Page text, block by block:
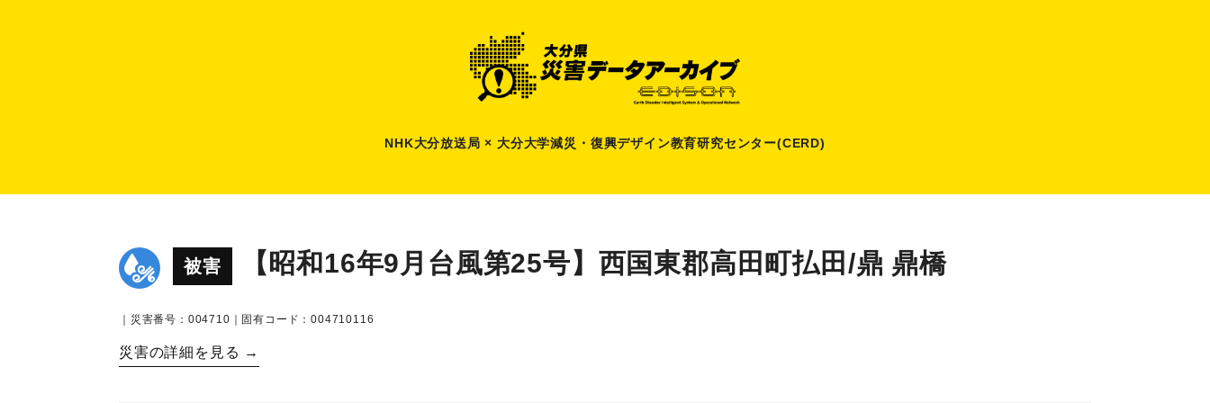
NHK大分放送局 × 大分大学減災 ・ 復興デザイン教育研究センター(CERD)
被害 【昭和16年9月台風第25号】西国東郡高田町払田/鼎 鼎橋
｜災害番号：004710｜固有コード：004710116
災害の詳細を見る →